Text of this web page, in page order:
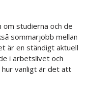
studierna och de
sommarjobb mellan
är en ständigt aktuell
i arbetslivet och
vanligt är det att